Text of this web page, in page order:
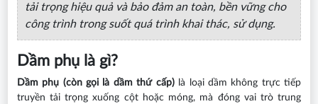
tải trọng hiệu quả và bảo đảm an toàn, bền vững cho
công trình trong suốt quá trình khai thác, sử dụng.
Dầm phụ là gì?
Dầm phụ (còn gọi là dầm thứ cấp)là loại dầm không trực tiếp
truyền tải trọng xuống cột hoặc móng, mà đóng vai trò trung